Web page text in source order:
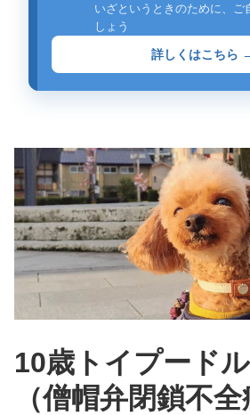
いざというときのために、ご
しょう
詳しくはこちら
10歳トイプード
（僧帽弁閉鎖不